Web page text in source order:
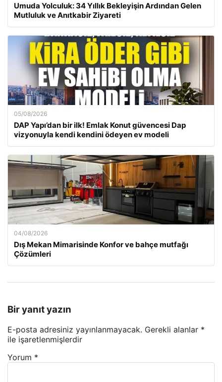
Umuda Yolculuk: 34 Yıllık Bekleyişin Ardından Gelen
Mutluluk ve Anıtkabir Ziyareti
05/08/2026
DAP Yapı’dan bir ilk! Emlak Konut güvencesi Dap
vizyonuyla kendi kendini ödeyen ev modeli
04/08/2026
Dış Mekan Mimarisinde Konfor ve bahçe mutfağı
Çözümleri
Bir yanıt yazın
E-posta adresiniz yayınlanmayacak. Gerekli alanlar *
ile işaretlenmişlerdir
Yorum *